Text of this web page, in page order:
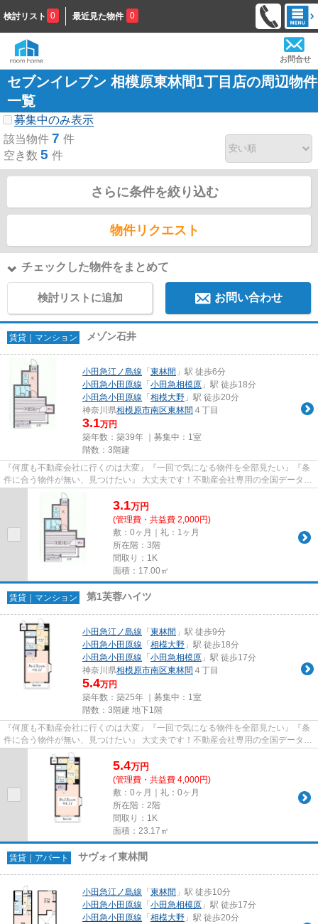
検討リスト 0 最近見た物件 0
お問合せ
セブンイレブン 相模原東林間1丁目店の周辺物件
一覧
募集中のみ表示
該当物件 7 件
空き数 5 件
さらに条件を絞り込む
物件リクエスト
チェックした物件をまとめて
検討リストに追加 お問い合わせ
賃貸｜マンション メゾン石井
小田急江ノ島線 「 東林間 」駅 徒歩6分
小田急小田原線 「 小田急相模原 」駅 徒歩18分
小田急小田原線 「 相模大野 」駅 徒歩20分
神奈川県相模原市南区東林間 ４丁目
3.1万円
築年数：築39年 ｜募集中： 1室
階数：3階建
『何度も不動産会社に行くのは大変』『一回で気になる物件を全部見たい』『条
件に合う物件が無い、見つけたい』 大丈夫です！不動産会社専用の全国データベ
ースを利用して、エリアを問...
3.1万円
(管理費・共益費 2,000円)
敷：0ヶ月｜礼：1ヶ月
所在階：3階
間取り：1K
面積：17.00㎡
賃貸｜マンション 第1芙蓉ハイツ
小田急江ノ島線 「 東林間 」駅 徒歩9分
小田急小田原線 「 相模大野 」駅 徒歩18分
小田急小田原線 「 小田急相模原 」駅 徒歩17分
神奈川県相模原市南区東林間 ４丁目
5.4万円
築年数：築25年 ｜募集中： 1室
階数：3階建 地下1階
『何度も不動産会社に行くのは大変』『一回で気になる物件を全部見たい』『条
件に合う物件が無い、見つけたい』 大丈夫です！不動産会社専用の全国データベ
ースを利用して、エリアを問...
5.4万円
(管理費・共益費 4,000円)
敷：0ヶ月｜礼：0ヶ月
所在階：2階
間取り：1K
面積：23.17㎡
賃貸｜アパート サヴォイ東林間
小田急江ノ島線 「 東林間 」駅 徒歩10分
小田急小田原線 「 小田急相模原 」駅 徒歩17分
小田急小田原線 「 相模大野 」駅 徒歩20分